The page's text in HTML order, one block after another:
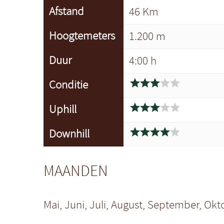
Afstand
46 Km
Hoogtemeters
1.200 m
Duur
4:00 h
Conditie

Uphill 
Downhill 
MAANDEN
Mai, Juni, Juli, August, September,